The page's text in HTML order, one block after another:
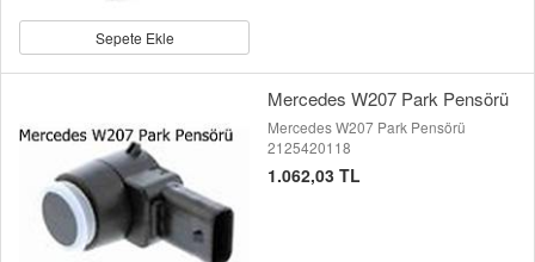
Sepete Ekle
Mercedes W207 Park Pensörü
Mercedes W207 Park Pensörü
2125420118
1.062,03 TL